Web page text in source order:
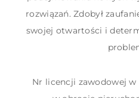
rozwiązań. Zdobył
swojej otwartości i
Nr licencji zawodowej